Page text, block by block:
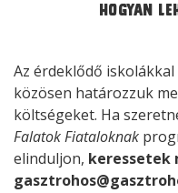
Hogyan
Az érdeklődő
közösen határozzuk
költségeket. Ha
Falatok Fiataloknak
elinduljon, keressetek